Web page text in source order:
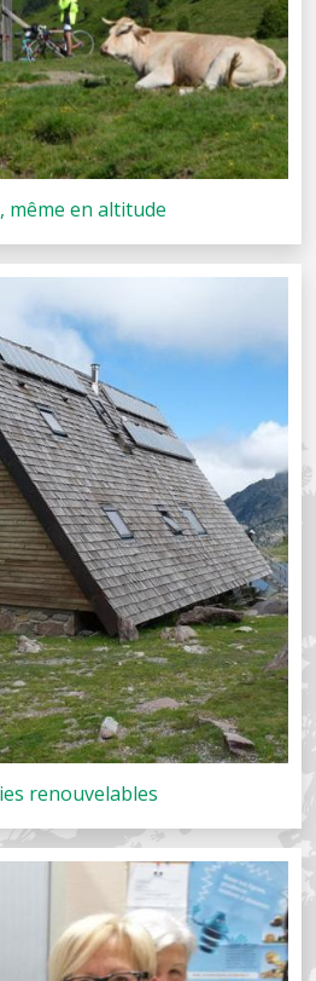
même en altitude
renouvelables